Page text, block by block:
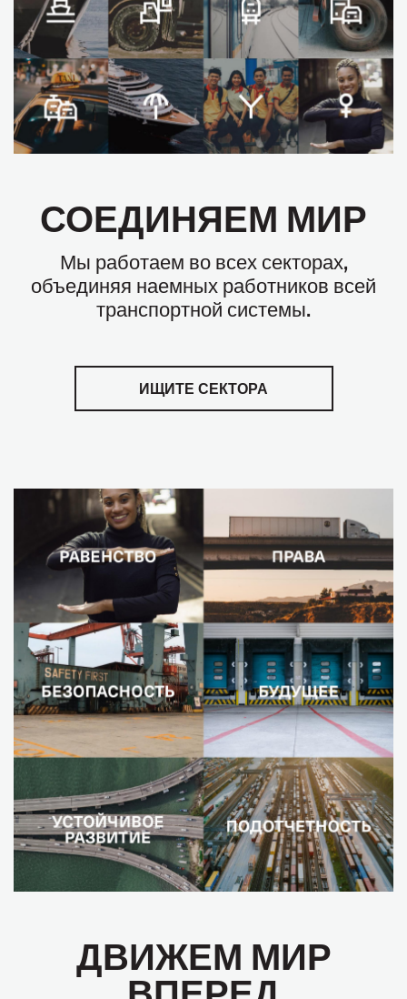
СОЕДИНЯЕМ МИР
Мы работаем во всех секторах,
объединяя наемных работников всей
транспортной системы.
ИЩИТЕ СЕКТОРА
ДВИЖЕМ МИР